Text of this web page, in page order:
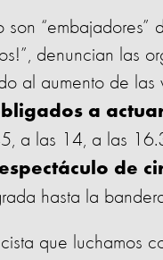
son
denuncian las
al aumento de las
a
a las 14, a las
de
hasta la
que luchamos